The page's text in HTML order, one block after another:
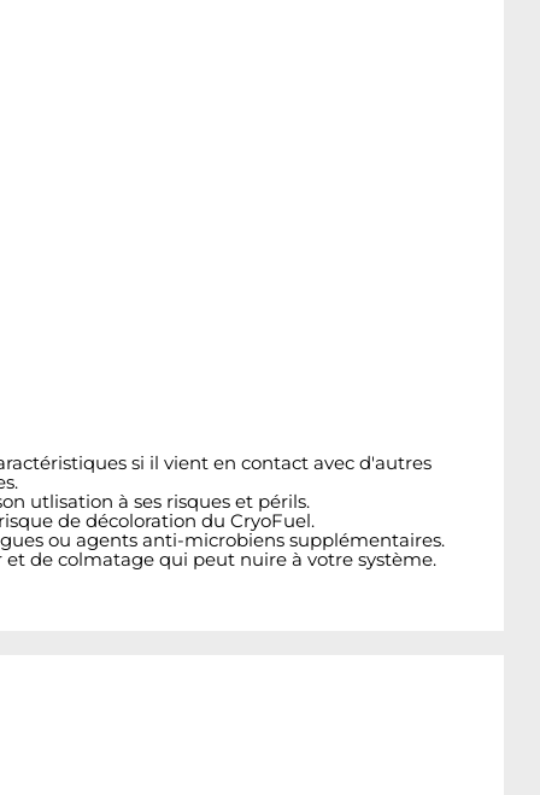
si il vient en contact avec d'autres
utlisation à ses risques et périls.
de décoloration du CryoFuel.
ou agents anti-microbiens supplémentaires.
de colmatage qui peut nuire à votre système.